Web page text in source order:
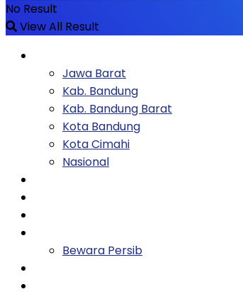
No Result
View All Result
Jawa Barat
Kab. Bandung
Kab. Bandung Barat
Kota Bandung
Kota Cimahi
Nasional
Bewara Persib